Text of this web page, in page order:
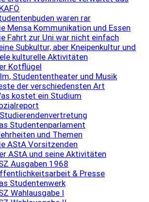
waren rar
Mensa Kommunikation und Essen
Fahrt zur Uni war nicht einfach
Subkultur, aber Kneipenkultur und
kulturelle Aktivitäten
Kotflügel
Studententheater und Musik
der verschiedensten Art
kostet ein Studium
Studentenparlament
und Themen
AStA Vorsitzenden
AStA und seine Aktivitäten
Ausgaben 1968
& Presse
Studentenwerk
Wahlausgabe I